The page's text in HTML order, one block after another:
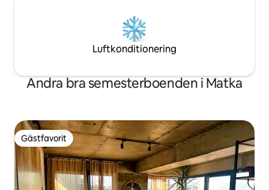
Luftkonditionering
Andra bra semesterboenden i Matka
Gästfavorit
Gästfavorit